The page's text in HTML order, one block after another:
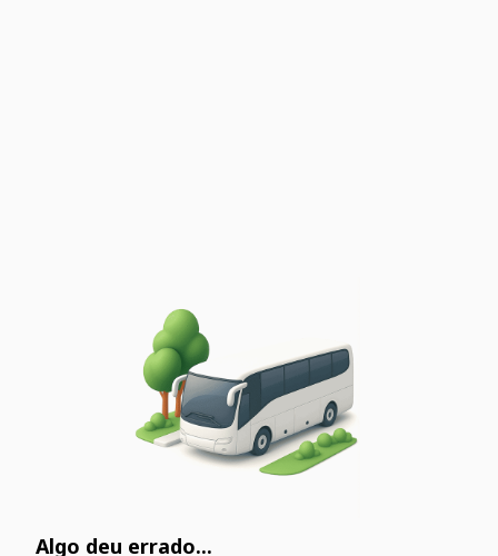
Algo deu errado...